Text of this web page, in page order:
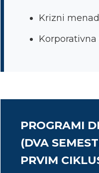
Krizni
PROGRAMI
(DVA
PRVIM